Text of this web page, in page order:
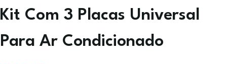
Kit Com 3 Placas Universal
Para Ar Condicionado